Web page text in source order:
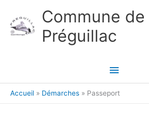
Commune de
Préguillac
Menu
principal
Accueil Démarches Passeport